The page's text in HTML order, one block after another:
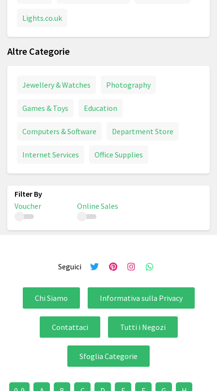
Lights.co.uk
Altre Categorie
Jewellery & Watches Photography
Games & Toys Education
Computers & Software Department Store
Internet Services Office Supplies
Voucher Online Sales
Seguici
Chi Siamo Informativa sulla Privacy
Contattaci Tutti i Negozi
Sfoglia Categorie